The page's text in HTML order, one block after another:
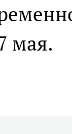
мая.